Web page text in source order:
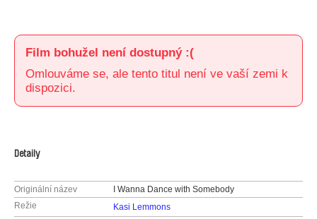
Film bohužel není dostupný :(
Omlouváme se, ale tento titul není ve vaší zemi k
dispozici.
Detaily
Originální název
I Wanna Dance with Somebody
Režie
Kasi Lemmons